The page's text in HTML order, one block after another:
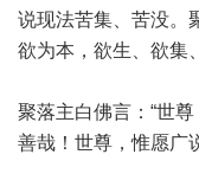
说现法苦集、苦没。
欲为本，欲生、欲集
聚落主白佛言：“世
善哉！世尊，惟愿广